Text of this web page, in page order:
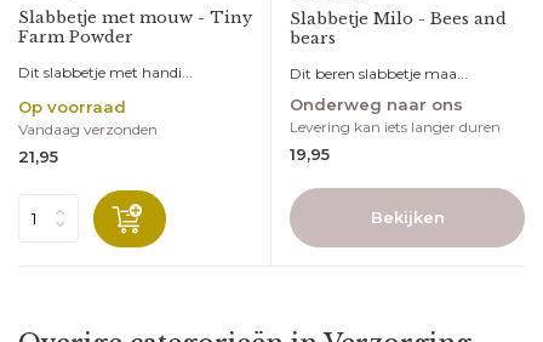
Slabbetje met mouw - Tiny
Farm Powder
Dit slabbetje met handi...
Op voorraad
Vandaag verzonden
21,95
Slabbetje Milo - Bees and
bears
Dit beren slabbetje maa...
Onderweg naar ons
Levering kan iets langer duren
19,95
Bekijken